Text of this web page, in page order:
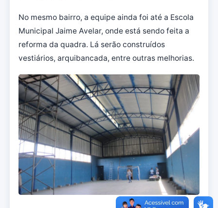
No mesmo bairro, a equipe ainda foi até a Escola
Municipal Jaime Avelar, onde está sendo feita a
reforma da quadra. Lá serão construídos
vestiários, arquibancada, entre outras melhorias.